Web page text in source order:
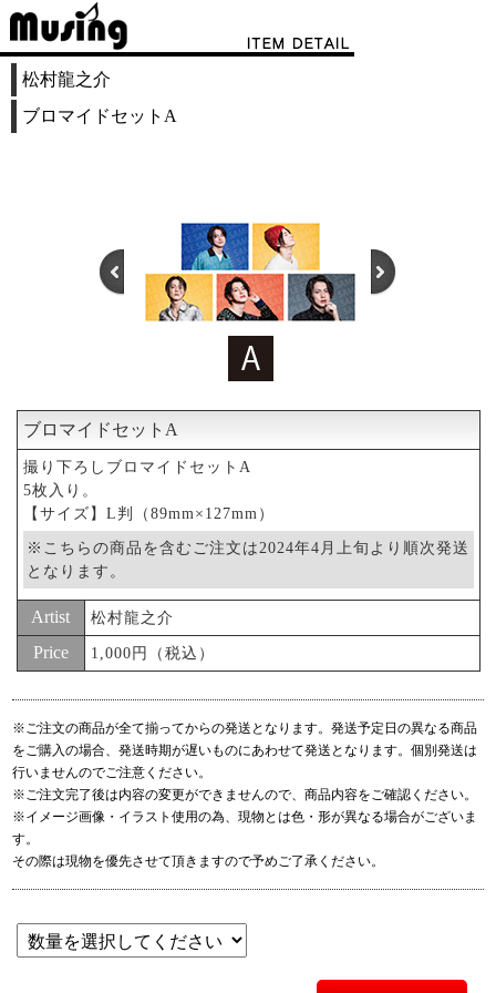
松村龍之介
ブロマイドセットA
ブロマイドセットA
撮り下ろしブロマイドセットA
5枚入り。
【サイズ】L判（89mm×127mm）
※こちらの商品を含むご注文は2024年4月上旬より順次発送
となります。
Artist 松村龍之介
Price 1,000円（税込）
※ご注文の商品が全て揃ってからの発送となります。発送予定日の異なる商品
をご購入の場合、発送時期が遅いものにあわせて発送となります。個別発送は
行いませんのでご注意ください。
※ご注文完了後は内容の変更ができませんので、商品内容をご確認ください。
※イメージ画像・イラスト使用の為、現物とは色・形が異なる場合がございま
す。
その際は現物を優先させて頂きますので予めご了承ください。